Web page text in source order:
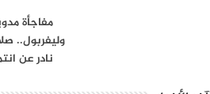
مفاجأة
وليفربول..
نادر عن